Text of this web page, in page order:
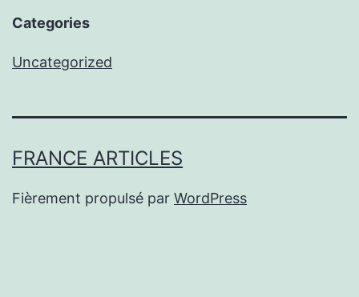
Categories
Uncategorized
FRANCE ARTICLES
Fièrement propulsé par WordPress